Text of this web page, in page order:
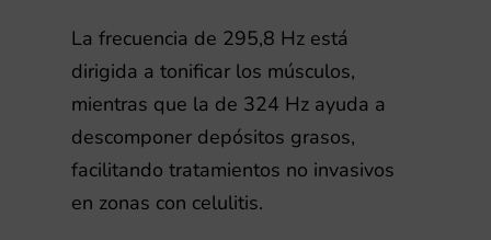
La frecuencia de 295,8 Hz está
dirigida a tonificar los músculos,
mientras que la de 324 Hz ayuda a
descomponer depósitos grasos,
facilitando tratamientos no invasivos
en zonas con celulitis.